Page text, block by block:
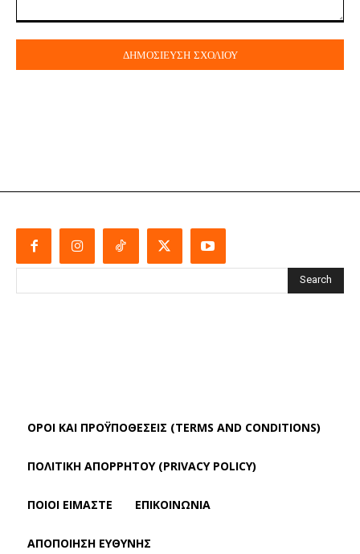
Search
ΌΡΟΙ ΚΑΙ ΠΡΟΫΠΟΘΈΣΕΙΣ (TERMS AND CONDITIONS)
ΠΟΛΙΤΙΚΗ ΑΠΟΡΡΗΤΟΥ (PRIVACY POLICY)
ΠΟΙΟΙ ΕΙΜΑΣΤΕ ΕΠΙΚΟΙΝΩΝΙΑ
ΑΠΟΠΟΊΗΣΗ ΕΥΘΎΝΗΣ